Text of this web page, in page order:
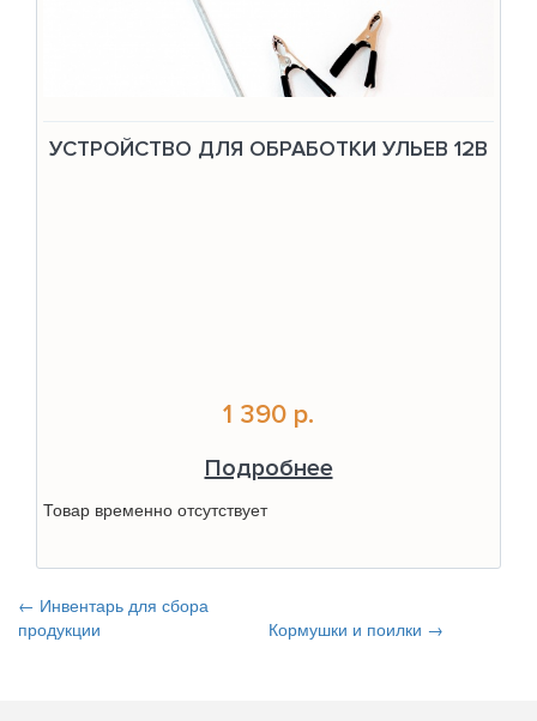
УСТРОЙСТВО ДЛЯ ОБРАБОТКИ УЛЬЕВ 12В
1 390 р.
Подробнее
Товар временно отсутствует
← Инвентарь для сбора
продукции
Кормушки и поилки →